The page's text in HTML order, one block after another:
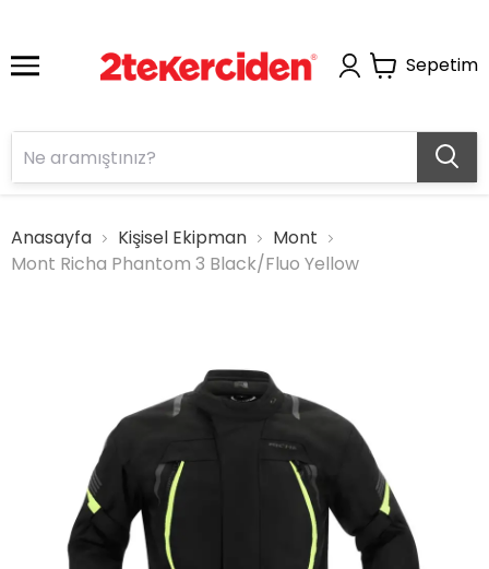
Sepetim
Anasayfa Kişisel Ekipman
Mont
Mont Richa Phantom 3 Black/Fluo Yellow